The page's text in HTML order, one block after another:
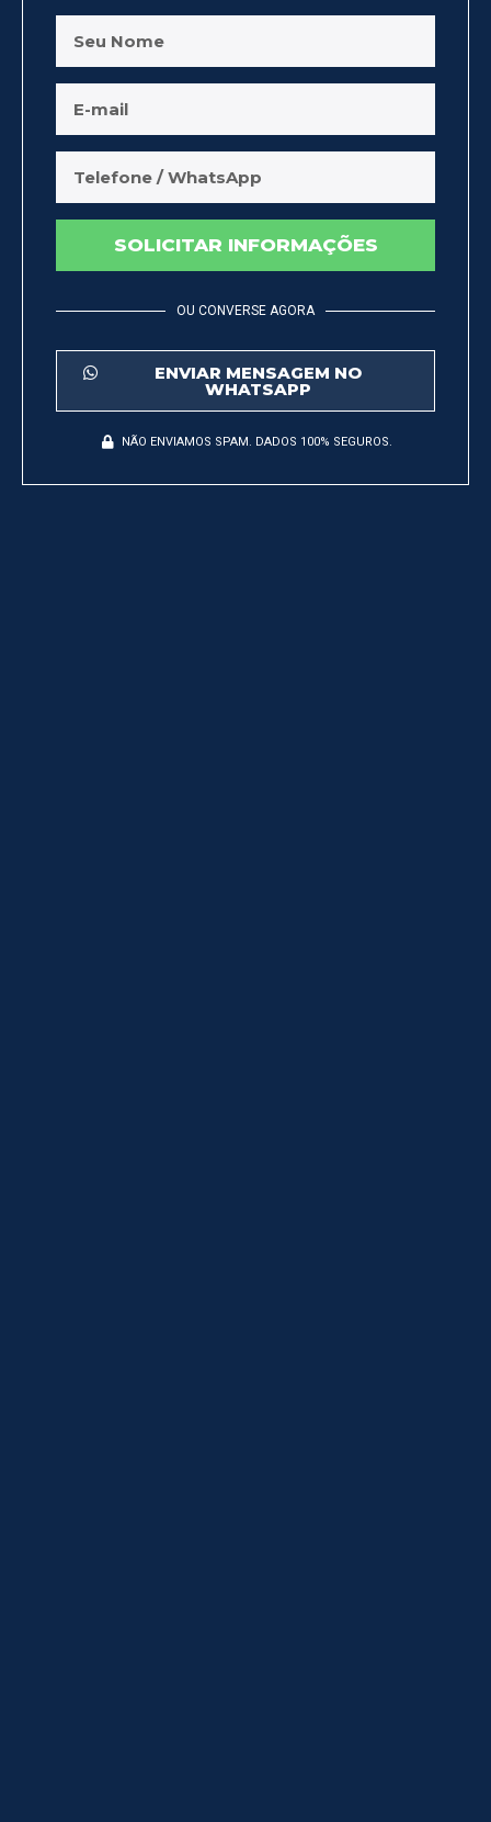
SOLICITAR INFORMAÇÕES
OU CONVERSE AGORA
ENVIAR MENSAGEM NO
WHATSAPP
NÃO ENVIAMOS SPAM. DADOS 100% SEGUROS.